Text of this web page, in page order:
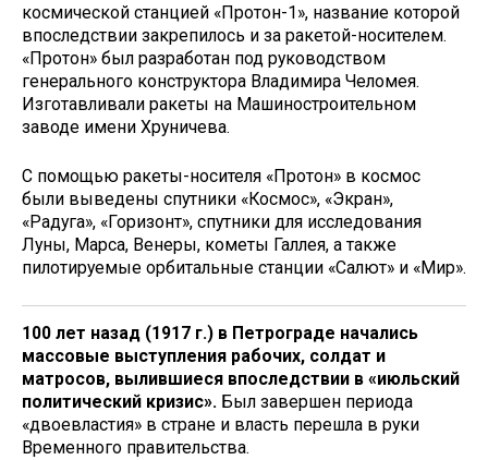
космической станцией «Протон-1», название которой
впоследствии закрепилось и за ракетой-носителем.
«Протон» был разработан под руководством
генерального конструктора Владимира Челомея.
Изготавливали ракеты на Машиностроительном
заводе имени Хруничева.
С помощью ракеты-носителя «Протон» в космос
были выведены спутники «Космос», «Экран»,
«Радуга», «Горизонт», спутники для исследования
Луны, Марса, Венеры, кометы Галлея, а также
пилотируемые орбитальные станции «Салют» и «Мир».
100 лет назад (1917 г.) в Петрограде начались
массовые выступления рабочих, солдат и
матросов, вылившиеся впоследствии в «июльский
политический кризис». Был завершен периода
«двоевластия» в стране и власть перешла в руки
Временного правительства.